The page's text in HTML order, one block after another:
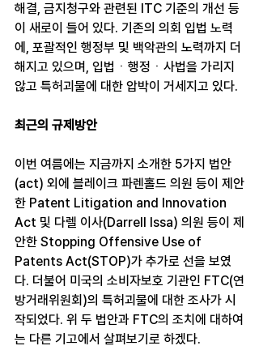
해결, 금지청구와 관련된 ITC 기준의 개선 등
이 새로이 들어 있다. 기존의 의회 입법 노력
에, 포괄적인 행정부 및 백악관의 노력까지 더
해지고 있으며, 입법ㆍ행정ㆍ사법을 가리지
않고 특허괴물에 대한 압박이 거세지고 있다.
최근의 규제방안
이번 여름에는 지금까지 소개한 5가지 법안
(act) 외에 블레이크 파렌홀드 의원 등이 제안
한 Patent Litigation and Innovation
Act 및 다렐 이사(Darrell Issa) 의원 등이 제
안한 Stopping Offensive Use of
Patents Act(STOP)가 추가로 선을 보였
다. 더불어 미국의 소비자보호 기관인 FTC(연
방거래위원회)의 특허괴물에 대한 조사가 시
작되었다. 위 두 법안과 FTC의 조치에 대하여
는 다른 기고에서 살펴보기로 하겠다.